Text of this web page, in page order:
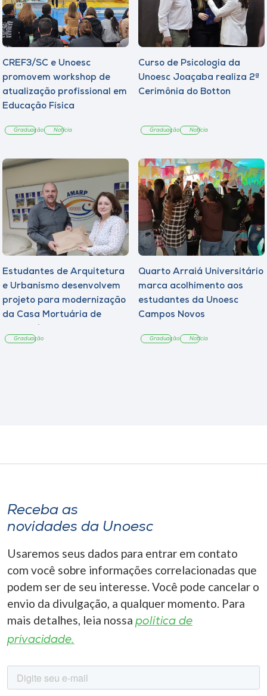
CREF3/SC e Unoesc
promovem workshop de
atualização profissional em
Educação Física
Graduação Notícia
Curso de Psicologia da
Unoesc Joaçaba realiza 2ª
Cerimônia do Botton
Graduação Notícia
Estudantes de Arquitetura
e Urbanismo desenvolvem
projeto para modernização
da Casa Mortuária de
Graduação
Quarto Arraiá Universitário
marca acolhimento aos
estudantes da Unoesc
Campos Novos
Graduação Notícia
Receba as
novidades da Unoesc
Usaremos seus dados para entrar em contato
com você sobre informações correlacionadas que
podem ser de seu interesse. Você pode cancelar o
envio da divulgação, a qualquer momento. Para
mais detalhes, leia nossa política de
privacidade.